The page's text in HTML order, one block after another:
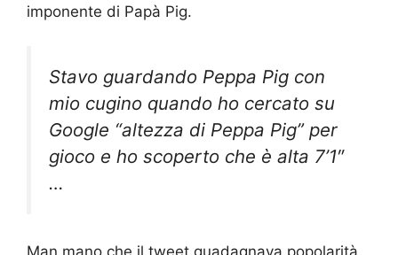
imponente di Papà Pig.
Stavo guardando Peppa Pig con
mio cugino quando ho cercato su
Google “altezza di Peppa Pig” per
gioco e ho scoperto che è alta 7’1″
…